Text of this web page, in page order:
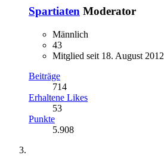
Spartiaten Moderator
Männlich
43
Mitglied seit 18. August 2012
Beiträge
714
Erhaltene Likes
53
Punkte
5.908